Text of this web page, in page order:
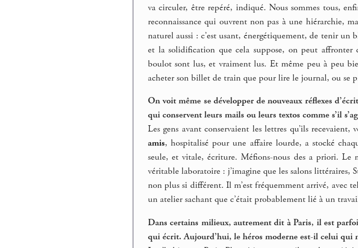
va circuler, être repéré, indiqué. Nous sommes tous,
reconnaissance qui ouvrent non pas à une hiérarchie,
naturel aussi : c’est usant, énergétiquement, de tenir
et la solidification que cela suppose, on peut
boulot sont lus, et vraiment lus. Et même peu à peu
acheter son billet de train que pour lire le journal, ou se
On voit même se développer de nouveaux réflexes
qui conservent leurs mails ou leurs textos comme s’il
Les gens avant conservaient les lettres qu’ils
amis, hospitalisé pour une affaire lourde, a stocké
seule, et vitale, écriture. Méfions-nous des a priori. Le
véritable laboratoire : j’imagine que les salons
non plus si différent. Il m’est fréquemment arrivé, avec
un atelier sachant que c’était probablement lié à un
Dans certains milieux, autrement dit à Paris, il est
qui écrit. Aujourd’hui, le héros moderne est-il celui qui